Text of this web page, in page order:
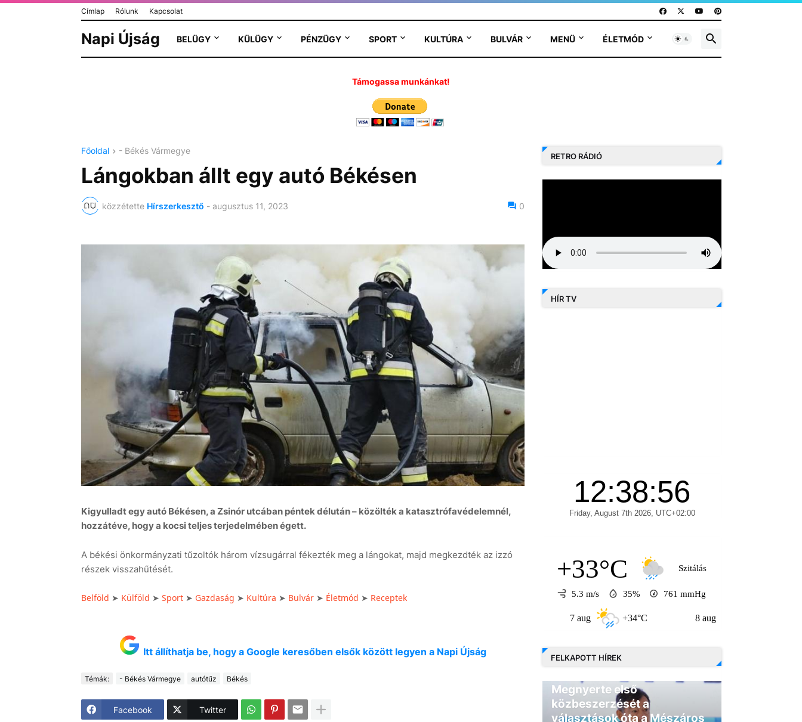
Címlap Rólunk Kapcsolat
Napi Újság BELÜGY KÜLÜGY PÉNZÜGY SPORT KULTÚRA BULVÁR MENÜ ÉLETMÓD
Támogassa munkánkat!
Főoldal - Békés Vármegye
Lángokban állt egy autó Békésen
közzétette Hírszerkesztő - augusztus 11, 2023 0
Kigyulladt egy autó Békésen, a Zsinór utcában péntek délután – közölték a katasztrófavédelemnél,
hozzátéve, hogy a kocsi teljes terjedelmében égett.
A békési önkormányzati tűzoltók három vízsugárral fékezték meg a lángokat, majd megkezdték az izzó
részek visszahűtését.
Belföld ➤ Külföld ➤ Sport➤ Gazdaság ➤ Kultúra ➤ Bulvár➤ Életmód ➤ Receptek
Itt állíthatja be, hogy a Google keresőben elsők között legyen a Napi Újság
Témák: - Békés Vármegye autótűz Békés
Facebook Twitter
RETRO RÁDIÓ
HÍR TV
+33°C Szitálás
5.3 m/s 35% 761 mmHg
+34°C +31°C
FELKAPOTT HÍREK
Megnyerte első
közbeszerzését a
választások óta a Mészáros